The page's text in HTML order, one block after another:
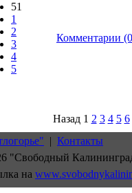
51
1
2
3
4
5
Комментарии
Назад 1 2 3 4 5 6
| Контакты
"Свободный
на